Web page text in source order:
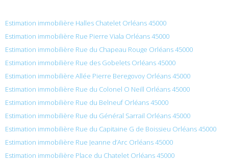
Estimation immobilière Halles Chatelet Orléans 45000
Estimation immobilière Rue Pierre Viala Orléans 45000
Estimation immobilière Rue du Chapeau Rouge Orléans 45000
Estimation immobilière Rue des Gobelets Orléans 45000
Estimation immobilière Allée Pierre Beregovoy Orléans 45000
Estimation immobilière Rue du Colonel O Neill Orléans 45000
Estimation immobilière Rue du Belneuf Orléans 45000
Estimation immobilière Rue du Général Sarrail Orléans 45000
Estimation immobilière Rue du Capitaine G de Boissieu Orléans 45000
Estimation immobilière Rue Jeanne d’Arc Orléans 45000
Estimation immobilière Place du Chatelet Orléans 45000